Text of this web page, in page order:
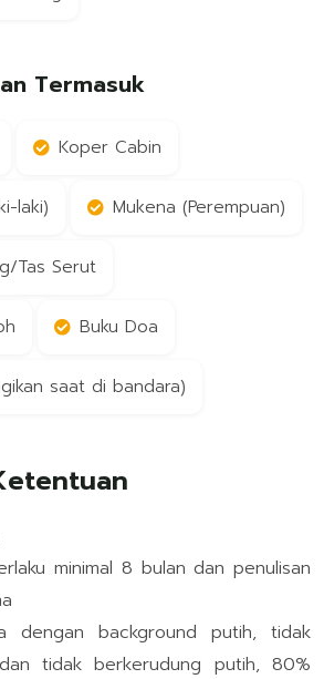
Termasuk
Koper Cabin
laki) Mukena (Perempuan)
Tas Serut
Buku Doa
saat di bandara)
minimal 8 bulan dan penulisan
dengan background putih, tidak
tidak berkerudung putih, 80%